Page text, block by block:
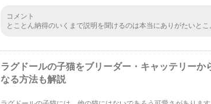
コメント
とことん納得のいくまで説明を聞けるのは本当にありがたいと
ラグドールの子猫をブリーダー・キャッテリーか
なる方法も解説